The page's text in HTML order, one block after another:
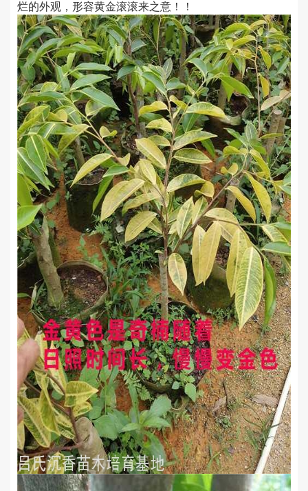
烂的外观，形容黄金滚滚来之意！！